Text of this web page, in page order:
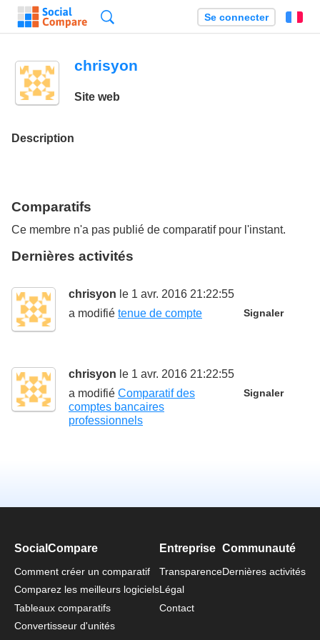
Se connecter
chrisyon
Site web
Description
Comparatifs
Ce membre n'a pas publié de comparatif pour l'instant.
Dernières activités
chrisyon le 1 avr. 2016 21:22:55
Signaler
a modifié tenue de compte
chrisyon le 1 avr. 2016 21:22:55
Signaler
a modifié Comparatif des
comptes bancaires
professionnels
SocialCompare
Comment créer un comparatif
Comparez les meilleurs logiciels
Tableaux comparatifs
Convertisseur d'unités
Entreprise
Transparence
Légal
Contact
Communauté
Dernières activités